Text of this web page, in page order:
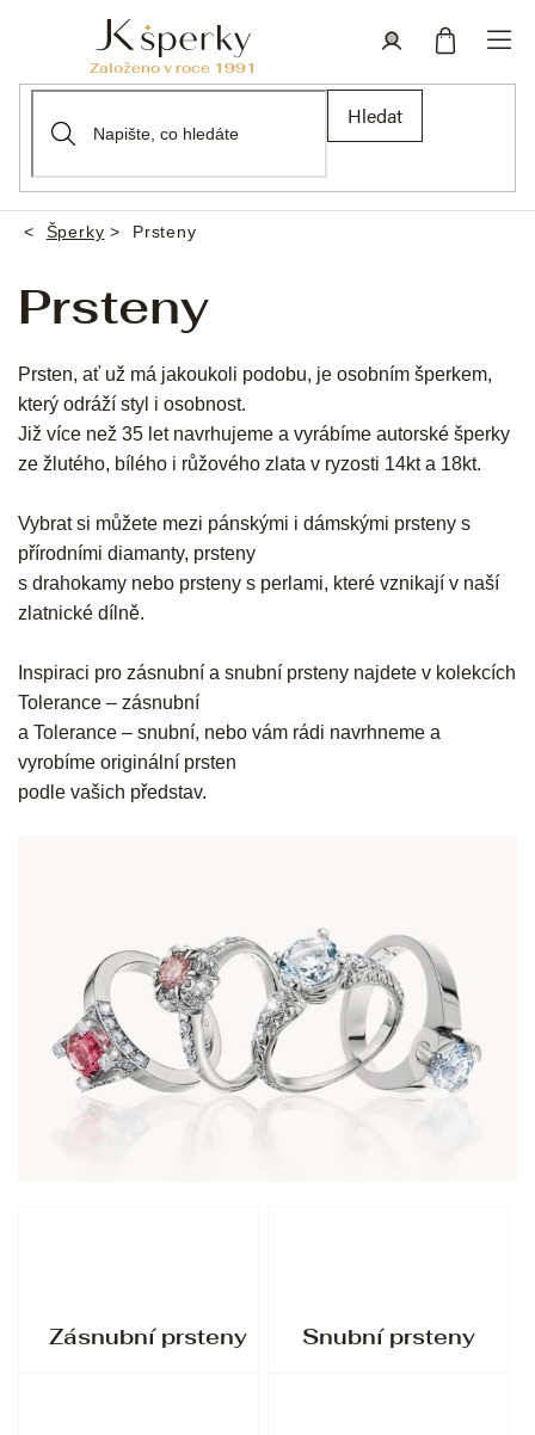
Hledat
Domů
Šperky Prsteny
Prsteny
Prsten, ať už má jakoukoli podobu, je osobním šperkem,
který odráží styl i osobnost.
Již více než 35 let navrhujeme a vyrábíme autorské šperky
ze žlutého, bílého i růžového zlata v ryzosti 14kt a 18kt.
Vybrat si můžete mezi pánskými i dámskými prsteny s
přírodními diamanty, prsteny
s drahokamy nebo prsteny s perlami, které vznikají v naší
zlatnické dílně.
Inspiraci pro zásnubní a snubní prsteny najdete v kolekcích
Tolerance – zásnubní
a Tolerance – snubní, nebo vám rádi navrhneme a
vyrobíme originální prsten
podle vašich představ.
Zásnubní prsteny Snubní prsteny